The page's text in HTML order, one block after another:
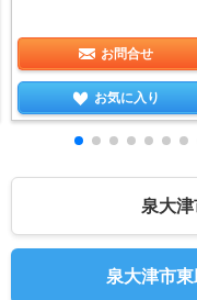
お問合せ
お気に入り
泉大
泉大津市